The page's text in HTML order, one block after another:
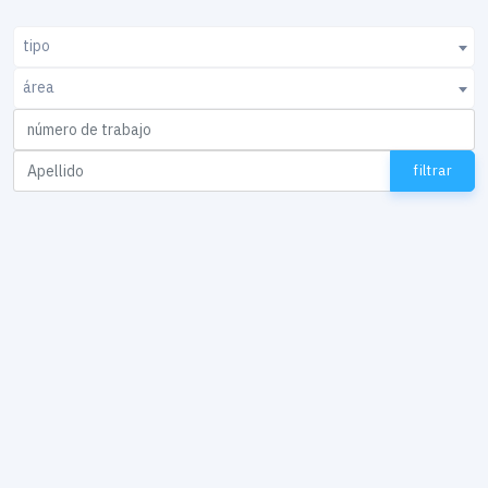
tipo
área
filtrar